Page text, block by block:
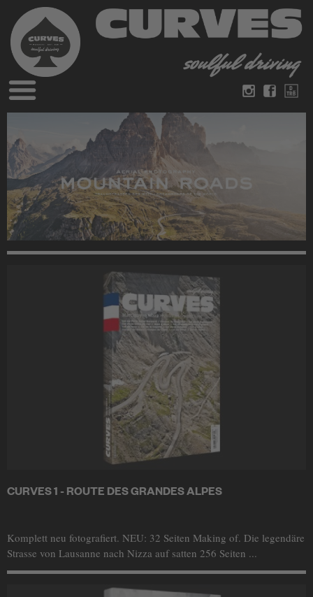
Magazine
Bücher
Videos
Deutsch
Datenschutz
Kontakt
CURVES 1 - ROUTE DES GRANDES ALPES
Komplett neu fotografiert. NEU: 32 Seiten Making of. Die legendäre
Strasse von Lausanne nach Nizza auf satten 256 Seiten ...